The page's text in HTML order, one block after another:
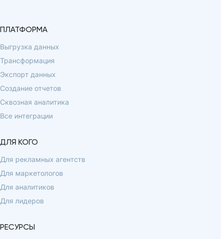
ПЛАТФОРМА
Выгрузка данных
Трансформация
Экспорт данных
Создание отчетов
Сквозная аналитика
Все интеграции
ДЛЯ КОГО
Для рекламных агентств
Для маркетологов
Для аналитиков
Для лидеров
РЕСУРСЫ